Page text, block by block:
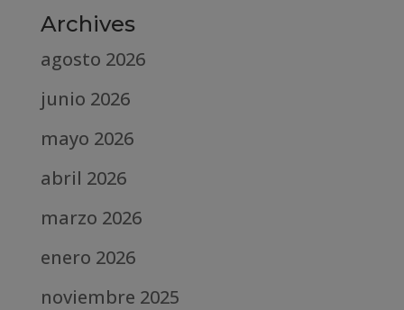
Archives
agosto 2026
junio 2026
mayo 2026
abril 2026
marzo 2026
enero 2026
noviembre 2025